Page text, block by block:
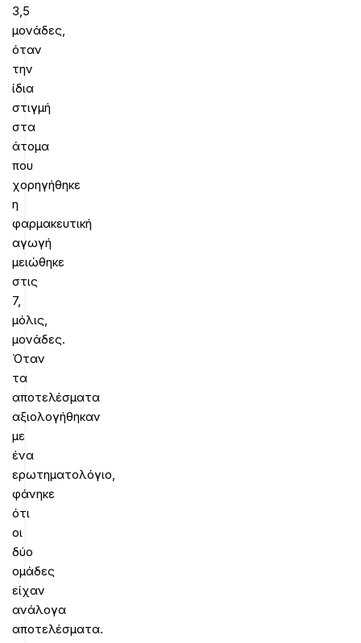
3,5
μονάδες,
όταν
την
ίδια
στιγμή
στα
άτομα
που
χορηγήθηκε
η
φαρμακευτική
αγωγή
μειώθηκε
στις
7,
μόλις,
μονάδες.
Όταν
τα
αποτελέσματα
αξιολογήθηκαν
με
ένα
ερωτηματολόγιο,
φάνηκε
ότι
οι
δύο
ομάδες
είχαν
ανάλογα
αποτελέσματα.